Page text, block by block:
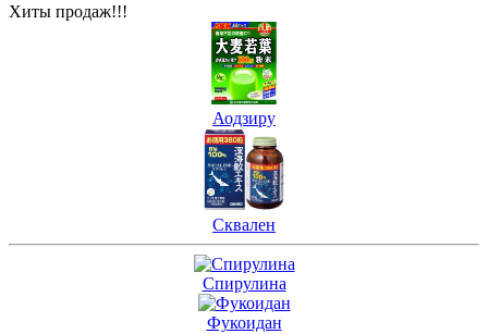
Хиты продаж!!!
Аодзиру
Сквален
Спирулина
Фукоидан